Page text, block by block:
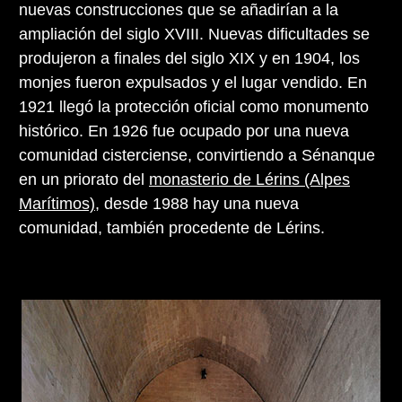
nuevas construcciones que se añadirían a la
ampliación del siglo XVIII. Nuevas dificultades se
produjeron a finales del siglo XIX y en 1904, los
monjes fueron expulsados y el lugar vendido. En
1921 llegó la protección oficial como monumento
histórico. En 1926 fue ocupado por una nueva
comunidad cisterciense, convirtiendo a Sénanque
en un priorato del monasterio de Lérins (Alpes
Marítimos), desde 1988 hay una nueva
comunidad, también procedente de Lérins.